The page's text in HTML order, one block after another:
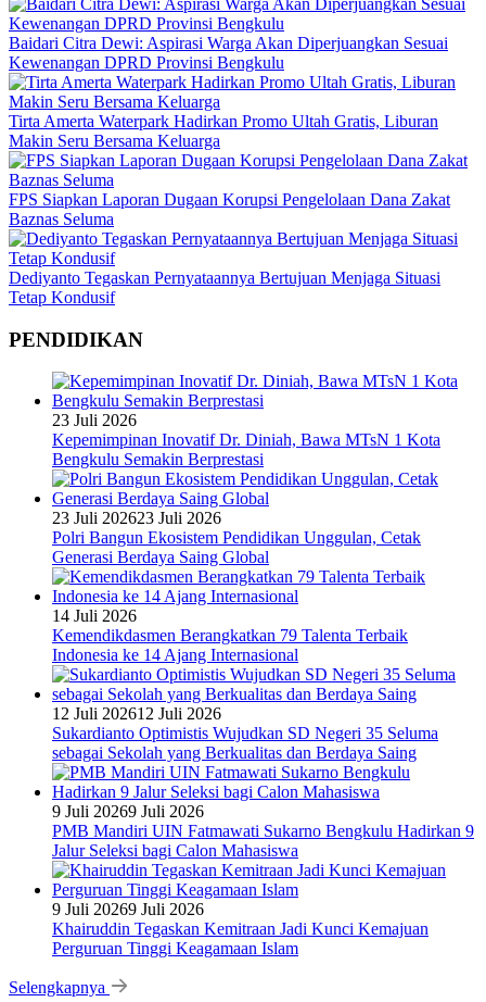
Baidari Citra Dewi: Aspirasi Warga Akan Diperjuangkan Sesuai
Kewenangan DPRD Provinsi Bengkulu
Tirta Amerta Waterpark Hadirkan Promo Ultah Gratis, Liburan
Makin Seru Bersama Keluarga
FPS Siapkan Laporan Dugaan Korupsi Pengelolaan Dana Zakat
Baznas Seluma
Dediyanto Tegaskan Pernyataannya Bertujuan Menjaga Situasi
Tetap Kondusif
PENDIDIKAN
23 Juli 2026
Kepemimpinan Inovatif Dr. Diniah, Bawa MTsN 1 Kota
Bengkulu Semakin Berprestasi
23 Juli 202623 Juli 2026
Polri Bangun Ekosistem Pendidikan Unggulan, Cetak
Generasi Berdaya Saing Global
14 Juli 2026
Kemendikdasmen Berangkatkan 79 Talenta Terbaik
Indonesia ke 14 Ajang Internasional
12 Juli 202612 Juli 2026
Sukardianto Optimistis Wujudkan SD Negeri 35 Seluma
sebagai Sekolah yang Berkualitas dan Berdaya Saing
9 Juli 20269 Juli 2026
PMB Mandiri UIN Fatmawati Sukarno Bengkulu Hadirkan 9
Jalur Seleksi bagi Calon Mahasiswa
9 Juli 20269 Juli 2026
Khairuddin Tegaskan Kemitraan Jadi Kunci Kemajuan
Perguruan Tinggi Keagamaan Islam
Selengkapnya